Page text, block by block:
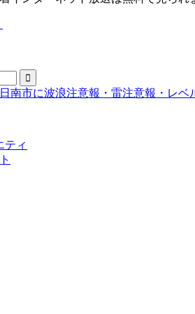
日南市に波浪注意報・雷注意報・レベ
ティ